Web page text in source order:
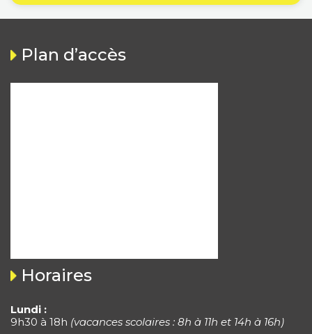
Plan d’accès
Horaires
Lundi :
9h30 à 18h (vacances scolaires : 8h à 11h et 14h à 16h)